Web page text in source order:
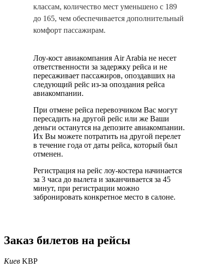
классам, количество мест уменьшено с 189
до 165, чем обеспечивается дополнительный
комфорт пассажирам.
Лоу-кост авиакомпания Air Arabia не несет
ответственности за задержку рейса и не
пересаживает пассажиров, опоздавших на
следующий рейс из-за опоздания рейса
авиакомпании.
При отмене рейса перевозчиком Вас могут
пересадить на другой рейс или же Ваши
деньги останутся на депозите авиакомпании.
Их Вы можете потратить на другой перелет
в течение года от даты рейса, который был
отменен.
Регистрация на рейс лоу-костера начинается
за 3 часа до вылета и заканчивается за 45
минут, при регистрации можно
забронировать конкретное место в салоне.
Заказ билетов на рейсы
Киев KBP